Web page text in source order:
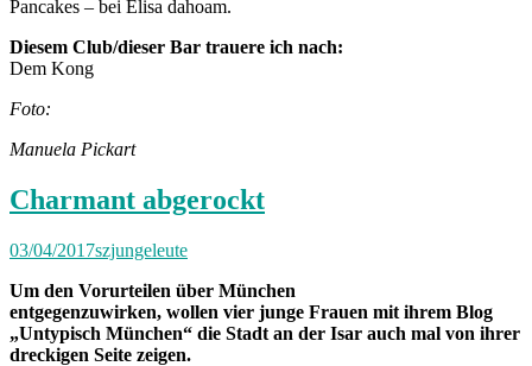
Pancakes – bei Elisa dahoam.
Diesem Club/dieser Bar trauere ich nach:
Dem Kong
Foto:
Manuela Pickart
Charmant abgerockt
03/04/2017szjungeleute
Um den Vorurteilen über München
entgegenzuwirken, wollen vier junge Frauen mit ihrem Blog
„Untypisch München“ die Stadt an der Isar auch mal von ihrer
dreckigen Seite zeigen.